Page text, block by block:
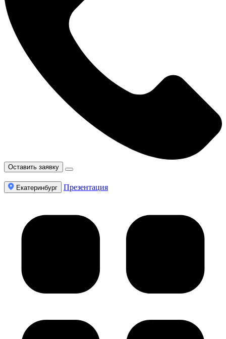
Оставить заявку
Екатеринбург Презентация